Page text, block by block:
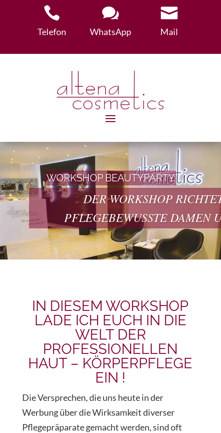

Telefon

WhatsApp

Mail
WORKSHOP BEAUTYPARTY
DER WORKSHOP
PFLEGEBEWUSSTE DAMEN
IN DIESEM WORKSHOP
LADE ICH EUCH IN DIE
WELT DER
PROFESSIONELLEN
HAUT – KÖRPERPFLEGE
EIN !
Die Versprechen, die uns heute in der
Werbung über die Wirksamkeit diverser
Pflegepräparate gemacht werden, sind oft